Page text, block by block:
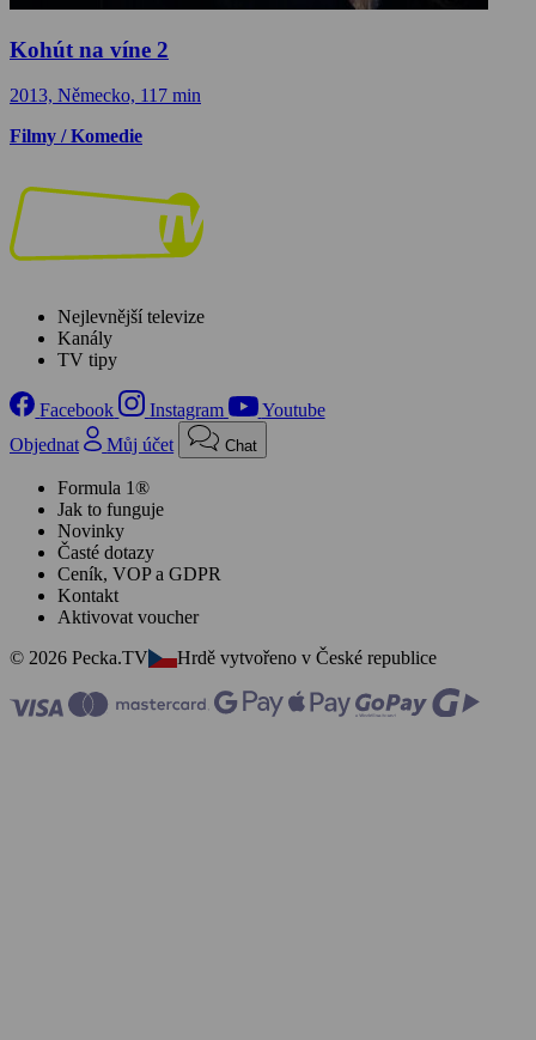
Kohút na víne 2
2013, Německo, 117 min
Filmy / Komedie
Nejlevnější televize
Kanály
TV tipy
Facebook Instagram
Youtube
Objednat
Můj účet Chat
Formula 1®
Jak to funguje
Novinky
Časté dotazy
Ceník, VOP a GDPR
Kontakt
Aktivovat voucher
© 2026 Pecka.TV
Hrdě vytvořeno v České republice